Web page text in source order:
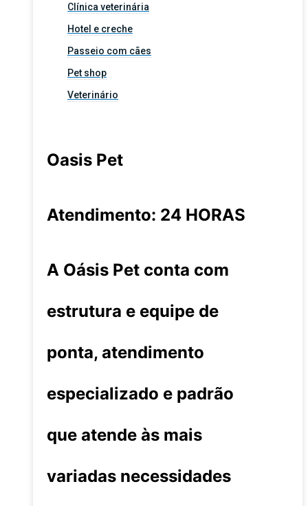
Clínica veterinária
Hotel e creche
Passeio com cães
Pet shop
Veterinário
Oasis Pet
Atendimento: 24 HORAS
A Oásis Pet conta com
estrutura e equipe de
ponta, atendimento
especializado e padrão
que atende às mais
variadas necessidades